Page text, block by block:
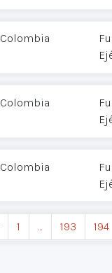
Colombia
Colombia
Colombia
1 … 193 194